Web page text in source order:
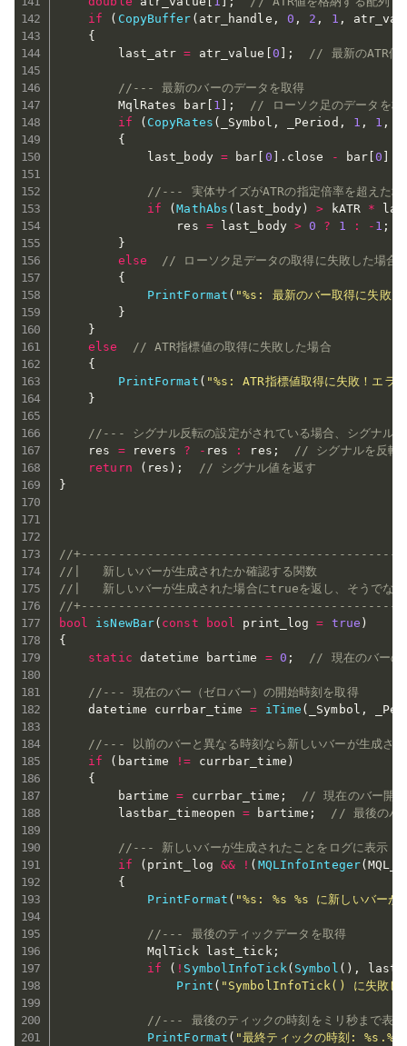
if
( CopyBuffer ( atr_handle , 0 , 2 , 1 ,
{
        last_atr
= atr_value [0 ] ; // 最新のATR値
//--- 最新のバーのデータを取得
        MqlRates bar
[ 1 ] ;
// ローソク足のデータを格
if
( CopyRates ( _Symbol , _Period , 1 , 1 ,
{
            last_body
= bar [ 0 ] . close - bar [0 ]
//--- 実体サイズがATRの指定倍率を超えた場
if
(MathAbs ( last_body) > kATR *
                res
= last_body > 0 ? 1 : - 1 ;
}
else
// ローソク足データの取得に失敗した場合
{
PrintFormat ( "%s: 最新のバー取得に失敗
}
}
else
// ATR指標値の取得に失敗した場合
{
PrintFormat ( "%s: ATR指標値取得に失敗！エラ
}
//--- シグナル反転の設定がされている場合、シグナル
    res
= revers ? - res : res ;
// シグナルを反転
return
( res ) ;
// シグナル値を返す
}
//
//|   新しいバーが生成されたか確認する関数
//|   新しいバーが生成された場合にtrueを返し、そうでな
//
bool
isNewBar( const bool print_log = true )
{
static datetime bartime = 0 ; // 現在のバーの
//--- 現在のバー（ゼロバー）の開始時刻を取得
    datetime currbar_time
= iTime ( _Symbol ,
//--- 以前のバーと異なる時刻なら新しいバーが生成され
if
( bartime != currbar_time )
{
        bartime
= currbar_time ;
// 現在のバー開始
        lastbar_timeopen
= bartime ; // 最後のバ
//--- 新しいバーが生成されたことをログに表示（
if
( print_log && ! ( MQLInfoInteger(
{
PrintFormat ( "%s: %s %s に新しいバーが
//--- 最後のティックデータを取得
            MqlTick last_tick
;
if
( ! SymbolInfoTick ( Symbol ( ) ,
Print ( "SymbolInfoTick() に失敗しま
//--- 最後のティックの時刻をミリ秒まで表示
PrintFormat ( "最終ティックの時刻: